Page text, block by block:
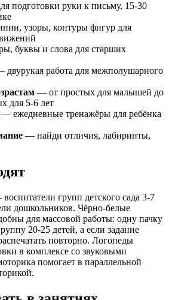
друзья
5+
Штриховки / новогоднее твор
находилки / новогодние шаблоны
обводилки / новогодние задания
поделки из картона / новогодние
гимнастика
альбом / новогодние задания
подготовки руки к письму, 15-30
узоры, контуры фигур для
буквы и слова для старших
двурукая работа для межполушарного
— от простых для малышей до
для 5-6 лет
— ежедневные тренажёры для ребёнка
— найди отличия, лабиринты,
групп детского сада 3-7
дошкольников. Чёрно-белые
для массовой работы: одну пачку
20-25 детей, а если задание
повторно. Логопеды
в комплексе со звуковыми
помогает в параллельной